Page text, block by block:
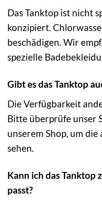
Das Tanktop ist nicht
konzipiert.
beschädigen. Wir
spezielle
Gibt es das Tanktop
Die Verfügbarkeit
Bitte überprüfe unser
unserem Shop, um
sehen.
Kann ich das Tanktop
passt?